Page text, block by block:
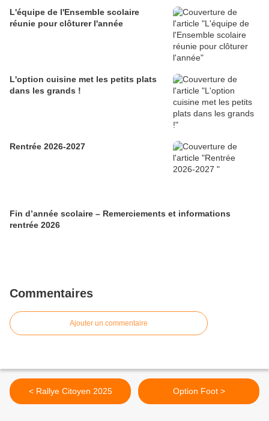
L'équipe de l'Ensemble scolaire
réunie pour clôturer l'année
L'option cuisine met les petits plats
dans les grands !
Rentrée 2026-2027
Fin d’année scolaire – Remerciements et informations
rentrée 2026
Commentaires
Ajouter un commentaire
< Rallye Citoyen 2025 Option Foot >